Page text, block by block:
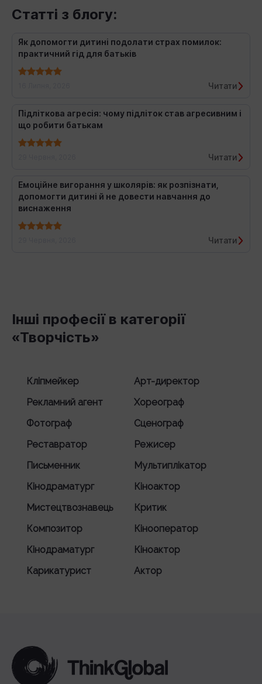
Статті з блогу:
Як допомогти дитині подолати страх помилок:
практичний гід для батьків
Читати
Підліткова агресія: чому підліток став агресивним і
що робити батькам
Читати
Емоційне вигорання у школярів: як розпізнати,
допомогти дитині й не довести навчання до
виснаження
Читати
Інші професії в категорії
«Творчість»
Кліпмейкер
Арт-директор
Рекламний агент
Хореограф
Фотограф
Сценограф
Реставратор
Режисер
Письменник
Мультиплікатор
Кінодраматург
Кіноактор
Мистецтвознавець
Критик
Композитор
Кінооператор
Кінодраматург
Кіноактор
Карикатурист
Актор